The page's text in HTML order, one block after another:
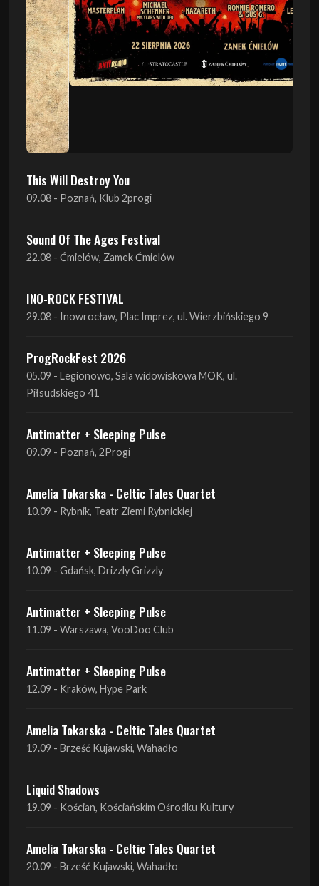
This Will Destroy You
09.08 - Poznań, Klub 2progi
Sound Of The Ages Festival
22.08 - Ćmielów, Zamek Ćmielów
INO-ROCK FESTIVAL
29.08 - Inowrocław, Plac Imprez, ul. Wierzbińskiego 9
ProgRockFest 2026
Antimatter + Sleeping Pulse
09.09 - Poznań, 2Progi
Amelia Tokarska - Celtic Tales Quartet
10.09 - Rybnik, Teatr Ziemi Rybnickiej
Antimatter + Sleeping Pulse
Antimatter + Sleeping Pulse
11.09 - Warszawa, VooDoo Club
Antimatter + Sleeping Pulse
12.09 - Kraków, Hype Park
Amelia Tokarska - Celtic Tales Quartet
19.09 - Brześć Kujawski, Wahadło
Liquid Shadows
19.09 - Kościan, Kościańskim Ośrodku Kultury
Amelia Tokarska - Celtic Tales Quartet
20.09 - Brześć Kujawski, Wahadło
Red Sand